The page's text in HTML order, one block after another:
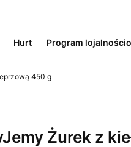
Hurt Program
450 g
Żurek z